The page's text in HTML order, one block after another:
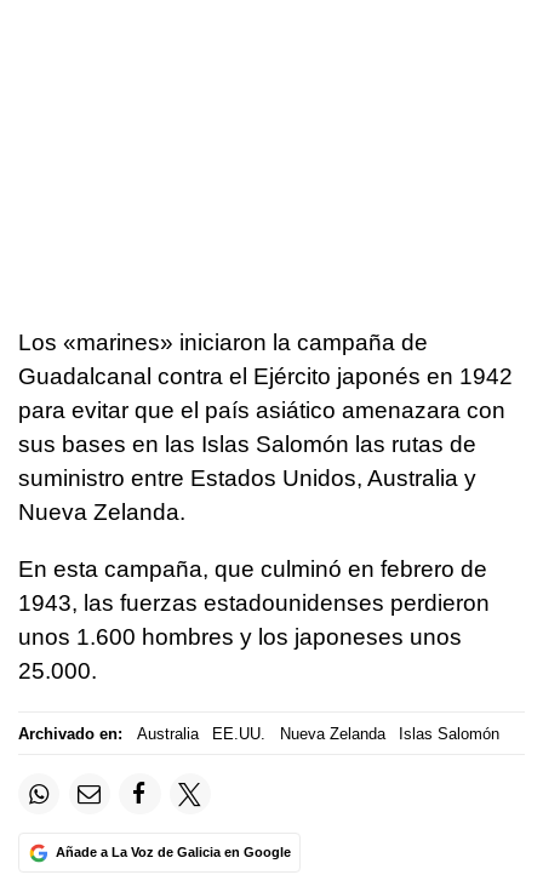
Los «marines» iniciaron la campaña de
Guadalcanal contra el Ejército japonés en 1942
para evitar que el país asiático amenazara con
sus bases en las Islas Salomón las rutas de
suministro entre Estados Unidos, Australia y
Nueva Zelanda.
En esta campaña, que culminó en febrero de
1943, las fuerzas estadounidenses perdieron
unos 1.600 hombres y los japoneses unos
25.000.
Archivado en: Australia EE.UU. Nueva Zelanda Islas Salomón
Añade a La Voz de Galicia en Google